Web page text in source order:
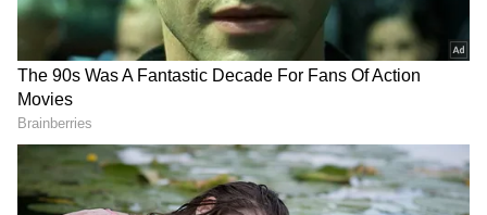
உயர்ந்ததால்,நடுத்தரக் குடும்பத்தினர்,
சமானிய மக்களின் மாத பட்ஜெட்டில் பெரிய
துண்டு விழுந்தது.
அரிசி, கோதுமை உள்பட 14 பொருட்களை
சில்லறையில் விற்றால் ஜிஎஸ்டி வரி
RECOMMENDED STORIES